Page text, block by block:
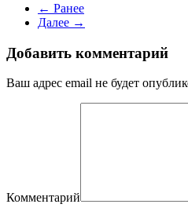
← Ранее
Далее →
Добавить комментарий
Ваш адрес email не будет
Комментарий